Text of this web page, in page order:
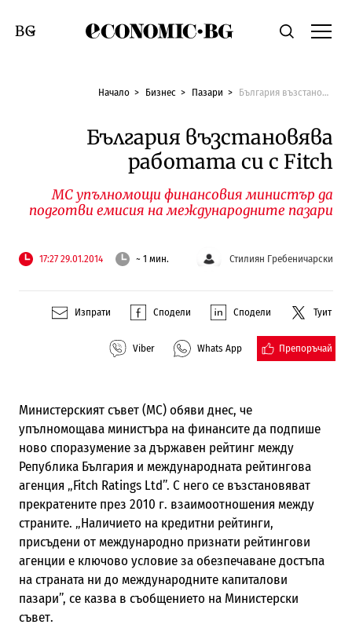
Economic.bgТърсене
Смяна на език
Начало Бизнес Пазари България възстановява работата си с Fitch
България възстановява
работата си с Fitch
МС упълномощи финансовия министър да
подготви емисия на международните пазари
17:27 29.01.2014 ~ 1 мин. Стилиян Гребеничарски
Изпрати Сподели Сподели Туит
Viber Whats App Препоръчай
Министерският съвет (МС) обяви днес, че
упълномощава министъра на финансите да подпише
ново споразумение за държавен рейтинг между
Република България и международната рейтингова
агенция „Fitch Ratings Ltd”. С него се възстановяват
прекратените през 2010 г. взаимоотношения между
страните. „Наличието на кредитни рейтинги,
присъдени от международно признати рейтингови
агенции е ключово условие за обезпечаване достъпа
на страната ни до международните капиталови
пазари”, се казва в съобщението на Министерски
съвет.